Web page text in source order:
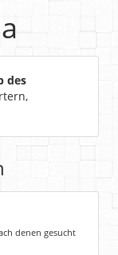
des
denen gesucht